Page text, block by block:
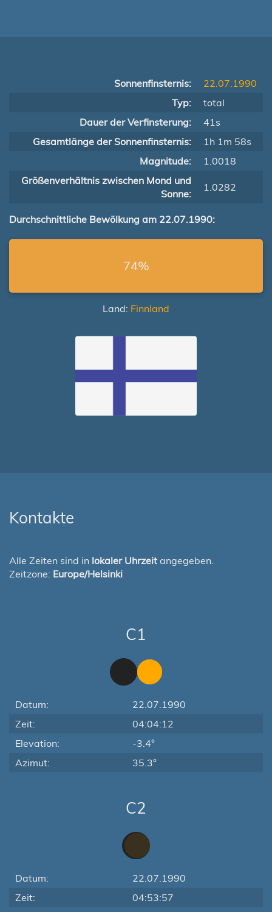
Sonnenfinsternis:
22.07.1990
Typ:
total
Dauer der Verfinsterung:
41s
Gesamtlänge der Sonnenfinsternis:
1h 1m 58s
Magnitude:
1.0018
Größenverhältnis zwischen Mond und
Sonne:
1.0282
Durchschnittliche Bewölkung am 22.07.1990:
74%
Land: Finnland
Kontakte
Alle Zeiten sind in lokaler Uhrzeit angegeben.
Zeitzone: Europe/Helsinki
C1
Datum:
22.07.1990
Zeit:
04:04:12
Elevation:
-3.4°
Azimut:
35.3°
C2
Datum:
22.07.1990
Zeit:
04:53:57